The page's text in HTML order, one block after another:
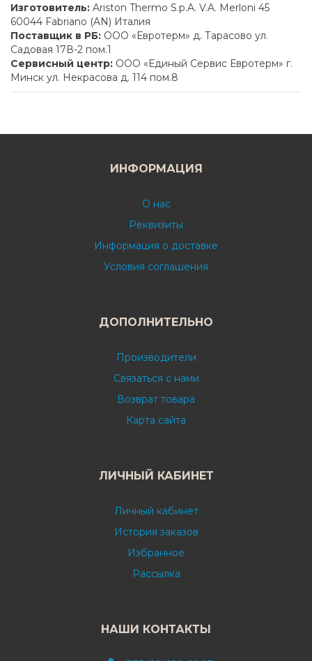
Изготовитель: Ariston Thermo S.p.A. V.A. Merloni 45
60044 Fabriano (AN) Италия
Поставщик в РБ: ООО «Евротерм» д. Тарасово ул.
Садовая 17В-2 пом.1
Сервисный центр: ООО «Единый Сервис Евротерм» г.
Минск ул. Некрасова д. 114 пом.8
ИНФОРМАЦИЯ
О нас
Реквизиты
Информация о доставке
Условия соглашения
ДОПОЛНИТЕЛЬНО
Производители
Связаться с нами
Возврат товара
Карта сайта
ЛИЧНЫЙ КАБИНЕТ
Личный кабинет
История заказов
Избранное
Рассылка
НАШИ КОНТАКТЫ